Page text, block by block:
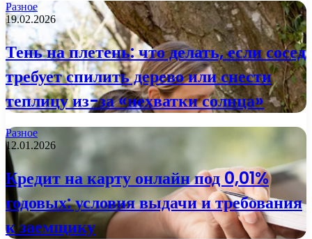
Разное
19.02.2026
Тень на плетень: что делать, если сосед
требует спилить дерево или снести
теплицу из-за «нехватки солнца»
Разное
12.01.2026
Кредит на карту онлайн под 0,01%
годовых: условия выдачи и требования
к заемщику